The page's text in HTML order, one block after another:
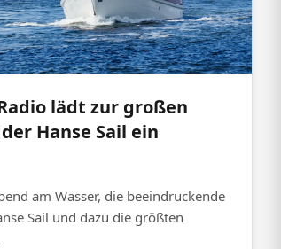
lädt zur großen
Hanse Sail ein
am Wasser, die beeindruckende
Sail und dazu die größten